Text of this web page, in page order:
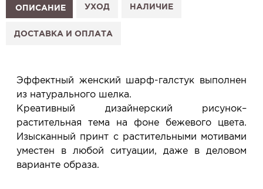
1. Выберите изделие на сайте.
2. Нажмите «Заказать примерку» и выберите салон.
3. Заполните форму и отправьте заявку.
Услуга бесплатная и ни к чему не обязывает: Вы
примеряете в салоне и уже на месте решаете,
покупать или нет.
Планируйте визит в удобное для Вас время -
резерв действует 5 дней.
ОПИСАНИЕ УХОД НАЛИЧИЕ
ДОСТАВКА И ОПЛАТА
Эффектный женский шарф-галстук выполнен
из натурального шелка.
Креативный дизайнерский рисунок–
растительная тема на фоне бежевого цвета.
Изысканный принт с растительными мотивами
уместен в любой ситуации, даже в деловом
варианте образа.